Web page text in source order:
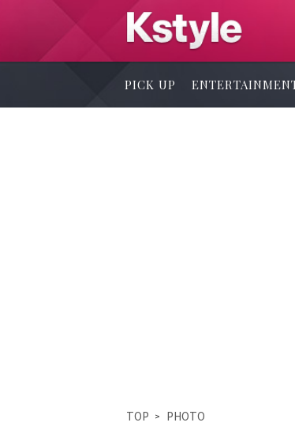
PICK UP
TOP PHOTO